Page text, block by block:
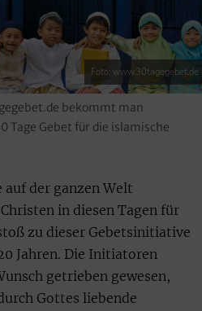
Foto: www.30tagegebet.de
bekommt man
Tage Gebet für die islamische
der ganzen Welt
in diesen Tagen für
zu dieser Gebetsinitiative
Jahren. Die Initiatoren
getrieben gewesen,
Gottes liebende